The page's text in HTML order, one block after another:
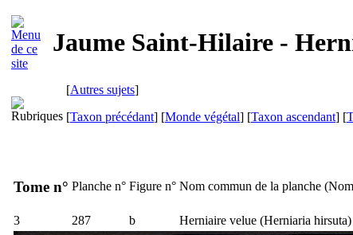
Jaume Saint-Hilaire -
[Autres sujets]
[Taxon précédant] [Monde végétal] [Taxon ascendant] [
Tome n° Planche n° Figure n° Nom commun de la planche (
3 287 b Herniaire velue (Herniaria hirsuta)